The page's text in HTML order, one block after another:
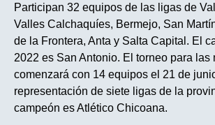
Participan 32 equipos de las ligas de
Valles Calchaquíes, Bermejo, San
de la Frontera, Anta y Salta Capital. El
2022 es San Antonio. El torneo para las
comenzará con 14 equipos el 21 de
representación de siete ligas de la
campeón es Atlético Chicoana.